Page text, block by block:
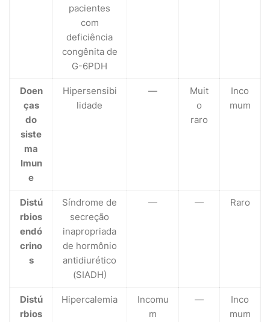
pacientes
com
deficiência
congênita de
G-6PDH
Doen
ças
do
siste
ma
Imun
e
Hipersensibi
lidade
—
Muit
o
raro
Inco
mum
Distú
rbios
endó
crino
s
Síndrome de
secreção
inapropriada
de hormônio
antidiurético
(SIADH)
— — Raro
Distú
rbios
Hipercalemia
Incomu
m
—
Inco
mum